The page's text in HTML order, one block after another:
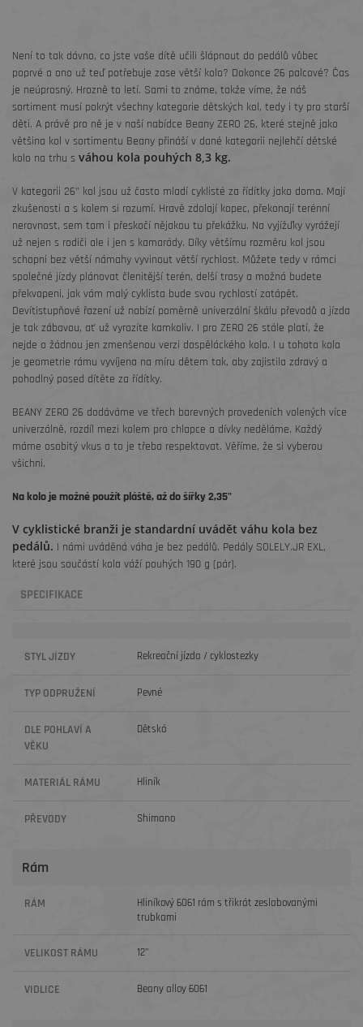
Není to tak dávno, co jste vaše dítě učili šlápnout do pedálů vůbec
poprvé a ono už teď potřebuje zase větší kolo? Dokonce 26 palcové? Čas
je neúprosný. Hrozně to letí. Sami to známe, takže víme, že náš
sortiment musí pokrýt všechny kategorie dětských kol, tedy i ty pro starší
děti. A právě pro ně je v naší nabídce Beany ZERO 26, které stejně jako
většina kol v sortimentu Beany přináší v dané kategorii nejlehčí dětské
kolo na trhu s váhou kola pouhých 8,3 kg.
V kategorii 26" kol jsou už často mladí cyklisté za řídítky jako doma. Mají
zkušenosti a s kolem si rozumí. Hravě zdolají kopec, překonají terénní
nerovnost, sem tam i přeskočí nějakou tu překážku. Na vyjížďky vyrážejí
už nejen s rodiči ale i jen s kamarády. Díky většímu rozměru kol jsou
schopni bez větší námahy vyvinout větší rychlost. Můžete tedy v rámci
společné jízdy plánovat členitější terén, delší trasy a možná budete
překvapeni, jak vám malý cyklista bude svou rychlostí zatápět.
Devítistupňové řazení už nabízí poměrně univerzální škálu převodů a jízda
je tak zábavou, ať už vyrazíte kamkoliv. I pro ZERO 26 stále platí, že
nejde o žádnou jen zmenšenou verzi dospěláckého kola. I u tohoto kola
je geometrie rámu vyvíjena na míru dětem tak, aby zajistila zdravý a
pohodlný posed dítěte za řídítky.
BEANY ZERO 26 dodáváme ve třech barevných provedeních volených více
univerzálně, rozdíl mezi kolem pro chlapce a dívky neděláme. Každý
máme osobitý vkus a to je třeba respektovat. Věříme, že si vyberou
všichni.
Na kolo je možné použít pláště, až do šířky 2,35"
V cyklistické branži je standardní uvádět váhu kola bez
pedálů. I námi uváděná váha je bez pedálů. Pedály SOLELY.JR EXL,
které jsou součástí kola váží pouhých 190 g (pár).
SPECIFIKACE
STYL JÍZDY Rekreační jízda / cyklostezky
TYP ODPRUŽENÍ Pevné
DLE POHLAVÍ A
VĚKU
Dětská
MATERIÁL RÁMU Hliník
PŘEVODY Shimano
Rám
RÁM
Hliníkový 6061 rám s třikrát zeslabovanými
trubkami
VELIKOST RÁMU 12"
VIDLICE Beany alloy 6061